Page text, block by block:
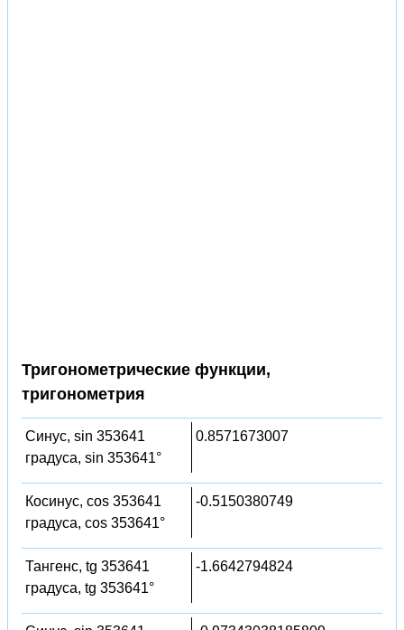
Тригонометрические функции,
тригонометрия
Синус, sin 353641
градуса, sin 353641°
0.8571673007
Косинус, cos 353641
градуса, cos 353641°
-0.5150380749
Тангенс, tg 353641
градуса, tg 353641°
-1.6642794824